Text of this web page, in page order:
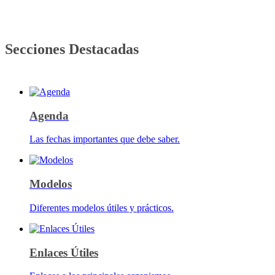
Secciones Destacadas
Agenda
Las fechas importantes que debe saber.
Modelos
Diferentes modelos útiles y prácticos.
Enlaces Útiles